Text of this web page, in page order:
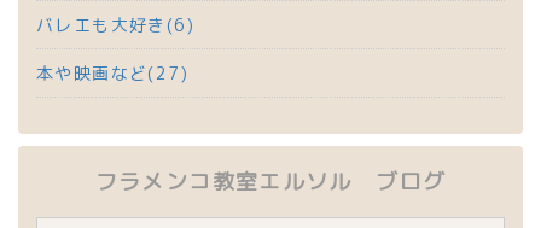
バレエも大好き(6)
本や映画など(27)
フラメンコ教室エルソル ブログ